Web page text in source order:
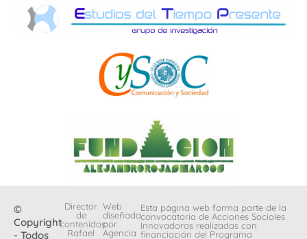
©
Copyright
- Todos
Director
de
contenidos:
Rafael
Web
diseñada
por
Agencia
Esta página web forma parte de la
convocatoria de Acciones Sociales
Innovadoras realizadas con
financiación del Programa